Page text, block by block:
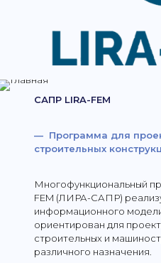
САПР LIRA-FEM
— Программа для
строительных
Многофункциональный
FEM (ЛИРА-САПР)
информационного
ориентирован для
строительных и
различного назначения.